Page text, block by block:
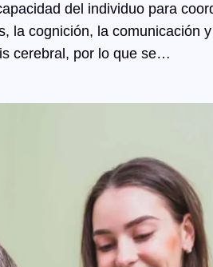
del individuo para
la cognición, la comunicación
cerebral, por lo que se…